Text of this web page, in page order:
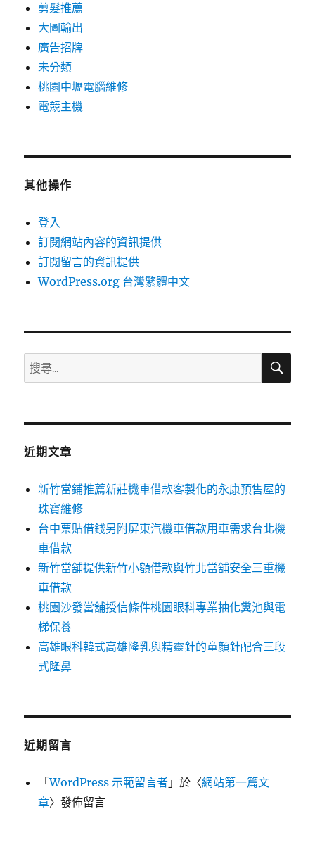
剪髮推薦
大圖輸出
廣告招牌
未分類
桃園中壢電腦維修
電競主機
其他操作
登入
訂閱網站內容的資訊提供
訂閱留言的資訊提供
WordPress.org 台灣繁體中文
搜
尋
鍵
搜
近期文章
新竹當鋪推薦新莊機車借款客製化的永康預售屋的
珠寶維修
台中票貼借錢另附屏東汽機車借款用車需求台北機
車借款
新竹當舖提供新竹小額借款與竹北當舖安全三重機
車借款
桃園沙發當舖授信條件桃園眼科專業抽化糞池與電
梯保養
高雄眼科韓式高雄隆乳與精靈針的童顏針配合三段
式隆鼻
近期留言
「WordPress 示範留言者 」於〈網站第一篇文
章〉發佈留言